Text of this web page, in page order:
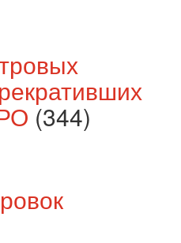
(344)